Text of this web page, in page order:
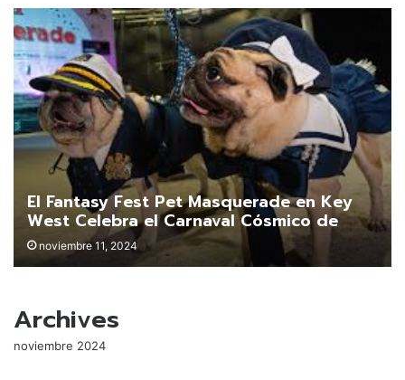
El Fantasy Fest Pet Masquerade en Key
West Celebra el Carnaval Cósmico de
Neón con Mascotas Disfrazadas
noviembre 11, 2024
Archives
noviembre 2024